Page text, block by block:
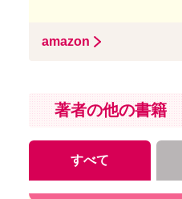
amazon
著者の他の書籍
すべて